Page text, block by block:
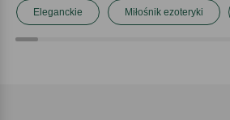
Eleganckie Miłośnik ezoteryki